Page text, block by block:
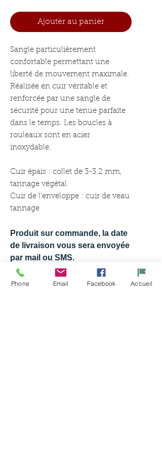
Ajouter au panier
Sangle particulièrement
confortable permettant une
liberté de mouvement maximale.
Réalisée en cuir véritable et
renforcée par une sangle de
sécurité pour une tenue parfaite
dans le temps. Les boucles à
rouleaux sont en acier
inoxydable.
Cuir épais : collet de 3-3.2 mm,
tannage végétal.
Cuir de l’enveloppe : cuir de veau
tannage
Produit sur commande, la date
de livraison vous sera envoyée
par mail ou SMS.
Pour des informations
complémentaires, contacter
Phone Email Facebook Accueil